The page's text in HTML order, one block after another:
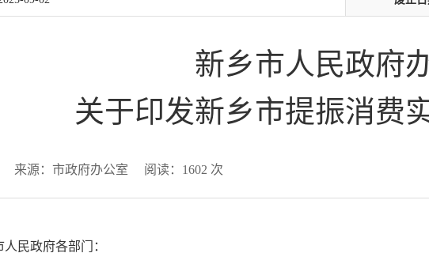
新乡市人民政府
关于印发新乡市提振消费
来源：市政府办公室 阅读： 1602 次
民政府各部门：